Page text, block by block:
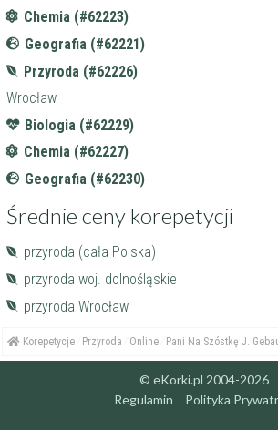
Chemia (#62223)
Geografia (#62221)
Przyroda (#62226)
Wrocław
Biologia (#62229)
Chemia (#62227)
Geografia (#62230)
Średnie ceny korepetycji
przyroda (cała Polska)
przyroda woj. dolnośląskie
przyroda Wrocław
Korepetycje Przyroda Online Pani Na Szóstkę J.
© eKorki.pl 2004-2026
Regulamin
Polityka